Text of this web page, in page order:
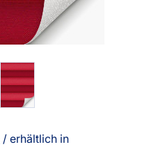
/ erhältlich in